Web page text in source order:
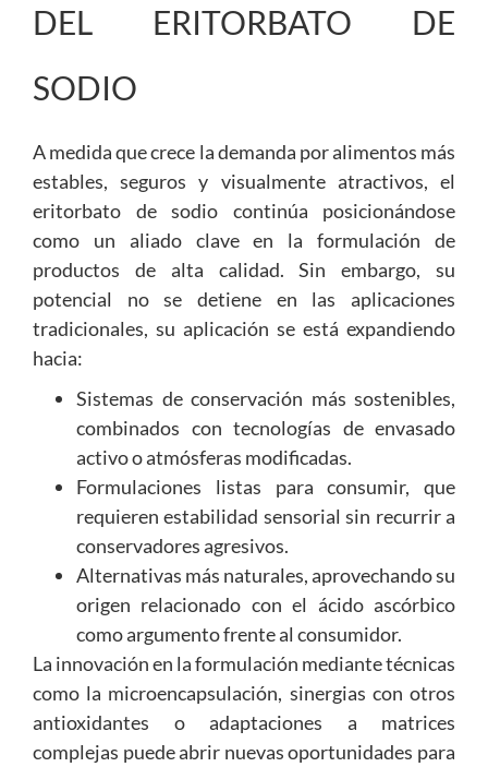
DEL ERITORBATO DE
SODIO
A medida que crece la demanda por alimentos más
estables, seguros y visualmente atractivos, el
eritorbato de sodio continúa posicionándose
como un aliado clave en la formulación de
productos de alta calidad. Sin embargo, su
potencial no se detiene en las aplicaciones
tradicionales, su aplicación se está expandiendo
hacia:
Sistemas de conservación más sostenibles,
combinados con tecnologías de envasado
activo o atmósferas modificadas.
Formulaciones listas para consumir, que
requieren estabilidad sensorial sin recurrir a
conservadores agresivos.
Alternativas más naturales, aprovechando su
origen relacionado con el ácido ascórbico
como argumento frente al consumidor.
La innovación en la formulación mediante técnicas
como la microencapsulación, sinergias con otros
antioxidantes o adaptaciones a matrices
complejas puede abrir nuevas oportunidades para